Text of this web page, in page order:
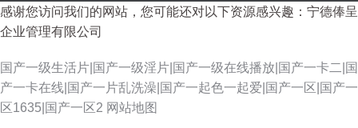
感谢您访问我们的网站，您可能还对以下资源感兴趣：宁德俸呈
企业管理有限公司
国产一级生活片|国产一级淫片|国产一级在线播放|国产一卡二|国
产一卡在线|国产一片乱洗澡|国产一起色一起爱|国产一区|国产一
区1635|国产一区2 网站地图